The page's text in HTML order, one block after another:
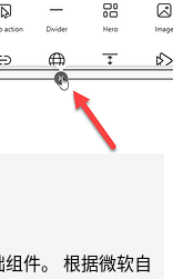
组件。 根据微软自